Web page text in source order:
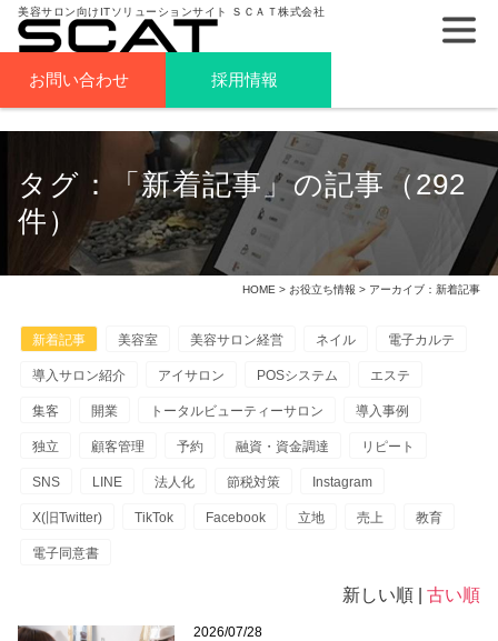
美容サロン向けITソリューションサイト ＳＣＡＴ株式会社
お問い合わせ 採用情報
タグ：「新着記事」の記事（292
件）
HOME > お役立ち情報 > アーカイブ：新着記事
新着記事 美容室 美容サロン経営 ネイル 電子カルテ
導入サロン紹介 アイサロン POSシステム エステ
集客 開業 トータルビューティーサロン 導入事例
独立 顧客管理 予約 融資・資金調達 リピート
SNS LINE 法人化 節税対策 Instagram
X(旧Twitter) TikTok Facebook 立地 売上 教育
電子同意書
新しい順 | 古い順
2026/07/28